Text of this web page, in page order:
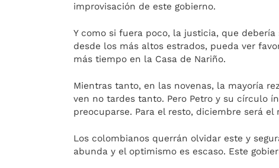
improvisación de este gobierno.
Y como si fuera poco, la justicia, que
desde los más altos estrados, pueda ver
más tiempo en la Casa de Nariño.
Mientras tanto, en las novenas, la mayoría
ven no tardes tanto. Pero Petro y su círculo
preocuparse. Para el resto, diciembre será
Los colombianos querrán olvidar este y
abunda y el optimismo es escaso. Este